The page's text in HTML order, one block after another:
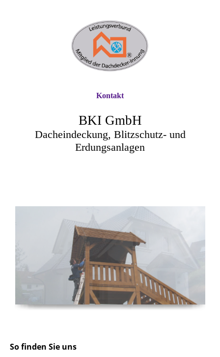
BKI GmbH
Dacheindeckung, Blitzschutz- und
Erdungsanlagen
Kontakt
So finden Sie uns